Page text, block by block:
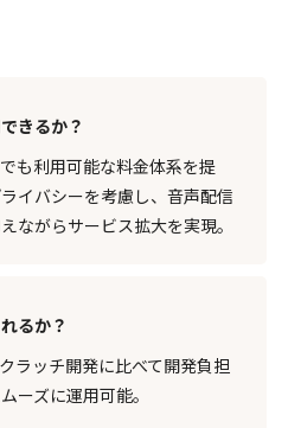
きるか？
も利用可能な料金体系を提
イバシーを考慮し、音声配信
ながらサービス拡大を実現。
るか？
ラッチ開発に比べて開発負担
ーズに運用可能。